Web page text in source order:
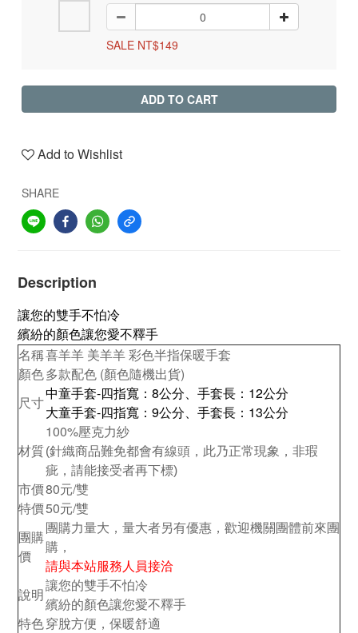
SALE NT$149
ADD TO CART
Add to Wishlist
SHARE
Description
讓您的雙手不怕冷
繽紛的顏色讓您愛不釋手
名稱喜羊羊 美羊羊 彩色半指保暖手套
顏色多款配色 (顏色隨機出貨)
尺寸
中童手套-四指寬：8公分、手套長：12公分
大童手套-四指寬：9公分、手套長：13公分
材質
100%壓克力紗
(針織商品難免都會有線頭，此乃正常現象， 非瑕
疵，請能接受者再下標)
市價80元/雙
特價50元/雙
團購
價
團購力量大，量大者另有優惠，歡迎機關團體前來團
購，
請與本站服務人員接洽
說明
讓您的雙手不怕冷
繽紛的顏色讓您愛不釋手
特色穿脫方便，保暖舒適